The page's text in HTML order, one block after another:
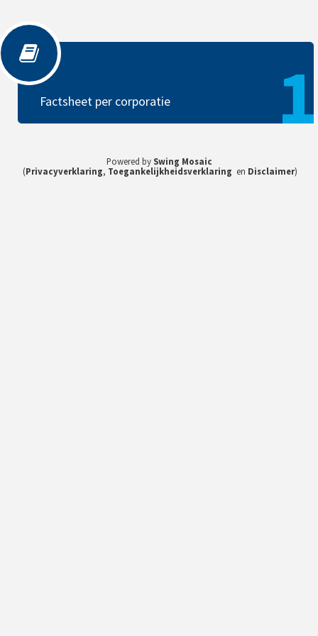
Factsheet per corporatie
Factsheet per corporatie 1
Powered by Swing Mosaic
(Privacyverklaring, Toegankelijkheidsverklaring en Disclaimer)